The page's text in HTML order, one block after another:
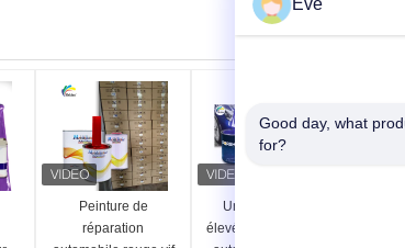
Peinture de
réparation
Une couverture
élevée de la peinture
Eve
Good day, what
for?